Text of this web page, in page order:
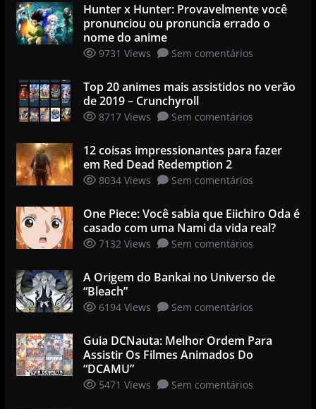
Hunter x Hunter: Provavelmente você
pronunciou ou pronuncia errado o
nome do anime
9731 Views Sem comentários
Top 20 animes mais assistidos no verão
de 2019 – Crunchyroll
8717 Views Sem comentários
12 coisas impressionantes para fazer
em Red Dead Redemption 2
8034 Views Sem comentários
One Piece: Você sabia que Eiichiro Oda é
casado com uma Nami da vida real?
7132 Views Sem comentários
A Origem do Bankai no Universo de
“Bleach”
6194 Views Sem comentários
Guia DCNauta: Melhor Ordem Para
Assistir Os Filmes Animados Do
“DCAMU”
5471 Views Sem comentários